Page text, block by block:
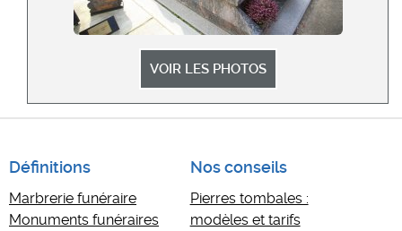
VOIR LES PHOTOS
Définitions
Marbrerie funéraire
Monuments funéraires
Nos conseils
Pierres tombales :
modèles et tarifs